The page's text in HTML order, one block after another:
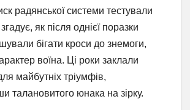
радянської системи тестували
як після однієї поразки
бігати кроси до знемоги,
воїна. Ці роки заклали
майбутніх тріумфів,
талановитого юнака на зірку.